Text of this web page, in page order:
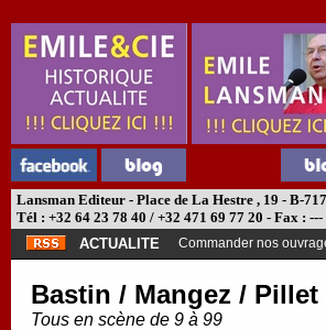
Lansman Editeur - Place de La Hestre , 19 - B-
Tél : +32 64 23 78 40 / +32 471 69 77 20 - Fax :
ACTUALITE
Abonnement théâtre ?
Bastin / Mangez / Pillet
Tous en scène de 9 à 99